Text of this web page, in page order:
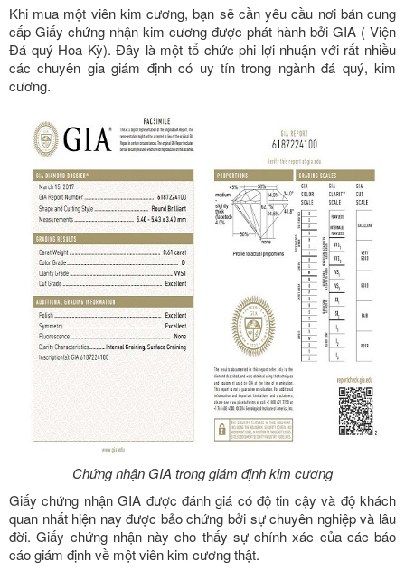
Khi mua một viên kim cương, bạn sẽ cần yêu cầu nơi bán cung
cấp Giấy chứng nhận kim cương được phát hành bởi GIA ( Viện
Đá quý Hoa Kỳ). Đây là một tổ chức phi lợi nhuận với rất nhiều
các chuyên gia giám định có uy tín trong ngành đá quý, kim
cương.
Chứng nhận GIA trong giám định kim cương
Giấy chứng nhận GIA được đánh giá có độ tin cậy và độ khách
quan nhất hiện nay được bảo chứng bởi sự chuyên nghiệp và lâu
đời. Giấy chứng nhận này cho thấy sự chính xác của các báo
cáo giám định về một viên kim cương thật.